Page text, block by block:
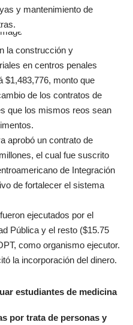
y mantenimiento de
la construcción y
en centros penales
$1,483,776, monto que
de los contratos de
que los mismos reos sean
aprobó un contrato de
el cual fue suscrito
de Integración
de fortalecer el sistema
ejecutados por el
Pública y el resto ($15.75
como organismo ejecutor.
la incorporación del dinero.
estudiantes de medicina
por trata de personas y